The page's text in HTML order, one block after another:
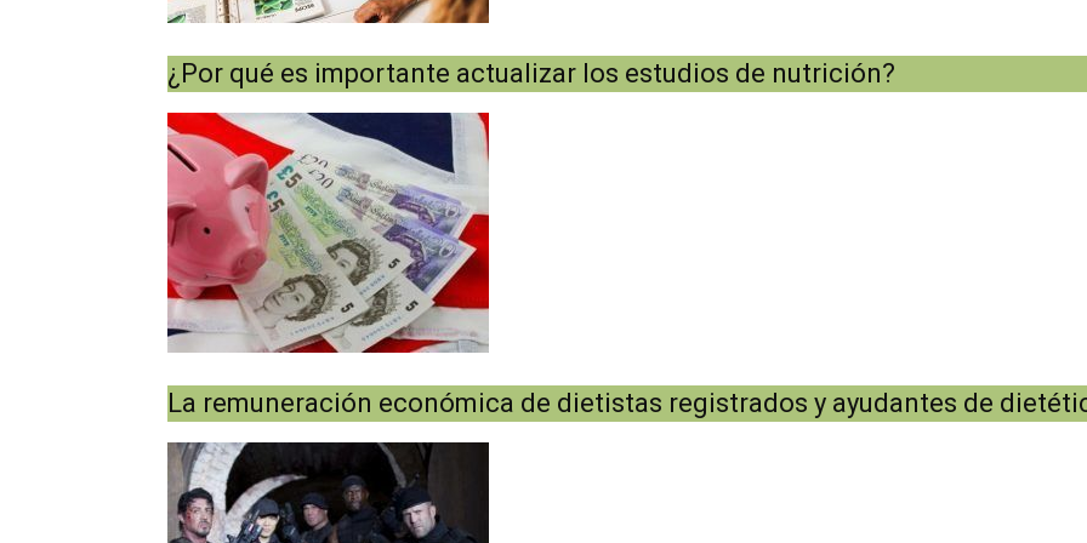
¿Por qué es importante actualizar los estudios de nutrición?
La remuneración económica de dietistas registrados y ayudantes de